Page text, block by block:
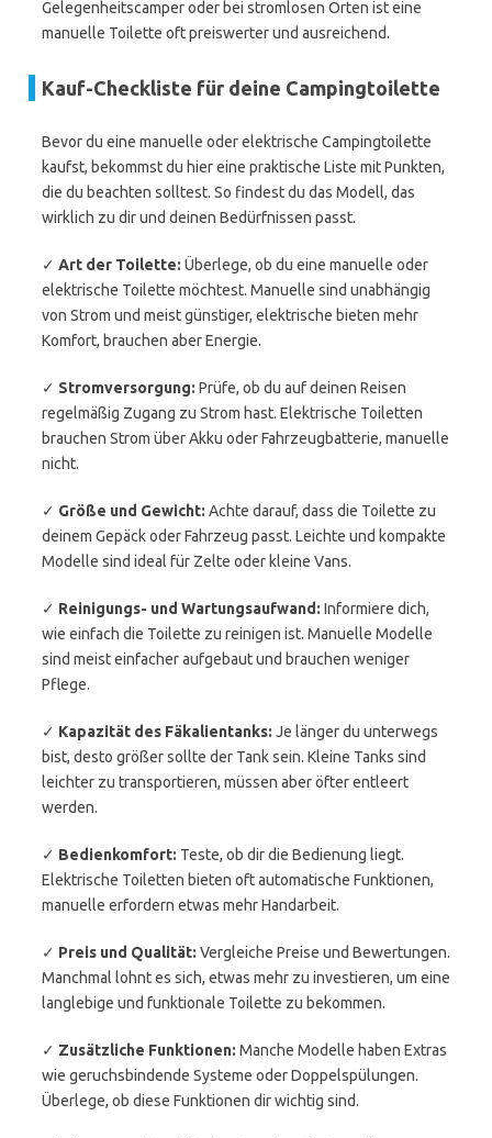
Gelegenheitscamper oder bei stromlosen Orten ist eine
manuelle Toilette oft preiswerter und ausreichend.
Kauf-Checkliste für deine Campingtoilette
Bevor du eine manuelle oder elektrische Campingtoilette
kaufst, bekommst du hier eine praktische Liste mit Punkten,
die du beachten solltest. So findest du das Modell, das
wirklich zu dir und deinen Bedürfnissen passt.
✓ Art der Toilette: Überlege, ob du eine manuelle oder
elektrische Toilette möchtest. Manuelle sind unabhängig
von Strom und meist günstiger, elektrische bieten mehr
Komfort, brauchen aber Energie.
✓ Stromversorgung: Prüfe, ob du auf deinen Reisen
regelmäßig Zugang zu Strom hast. Elektrische Toiletten
brauchen Strom über Akku oder Fahrzeugbatterie, manuelle
nicht.
✓ Größe und Gewicht: Achte darauf, dass die Toilette zu
deinem Gepäck oder Fahrzeug passt. Leichte und kompakte
Modelle sind ideal für Zelte oder kleine Vans.
✓ Reinigungs- und Wartungsaufwand: Informiere dich,
wie einfach die Toilette zu reinigen ist. Manuelle Modelle
sind meist einfacher aufgebaut und brauchen weniger
Pflege.
✓ Kapazität des Fäkalientanks: Je länger du unterwegs
bist, desto größer sollte der Tank sein. Kleine Tanks sind
leichter zu transportieren, müssen aber öfter entleert
werden.
✓ Bedienkomfort: Teste, ob dir die Bedienung liegt.
Elektrische Toiletten bieten oft automatische Funktionen,
manuelle erfordern etwas mehr Handarbeit.
✓ Preis und Qualität: Vergleiche Preise und Bewertungen.
Manchmal lohnt es sich, etwas mehr zu investieren, um eine
langlebige und funktionale Toilette zu bekommen.
✓ Zusätzliche Funktionen: Manche Modelle haben Extras
wie geruchsbindende Systeme oder Doppelspülungen.
Überlege, ob diese Funktionen dir wichtig sind.